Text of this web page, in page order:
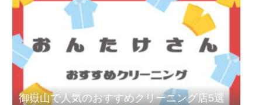
御嶽山で人気のおすすめクリーニング店5選